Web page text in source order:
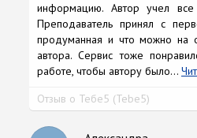
информацию. Автор учел
Преподаватель принял с
продуманная и что можно на
автора. Сервис тоже
работе, чтобы автору было...
Отзыв о Тебе5 (Tebe5)